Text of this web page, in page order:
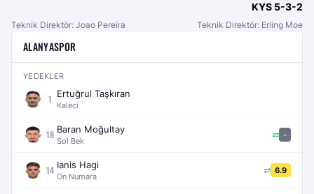
KYS 5-3-2
Teknik Direktör: Joao Pereira Teknik Direktör: Erling Moe
ALANYASPOR
YEDEKLER
1 Ertuğrul Taşkıran
Kaleci
18 Baran Moğultay
Sol Bek
-
14 Ianis Hagi
On Numara
6.9